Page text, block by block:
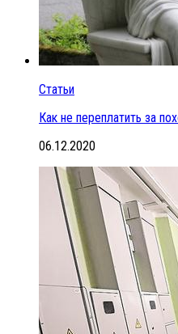
Статьи
Как не переплатить за
06.12.2020